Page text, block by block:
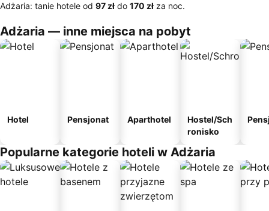
Adżaria: tanie hotele od ‎97 zł do ‎170 zł za noc.
Adżaria — inne miejsca na pobyt
Hotel Pensjonat Aparthotel
Hostel/Sch
ronisko
Popularne kategorie hoteli w Adżaria